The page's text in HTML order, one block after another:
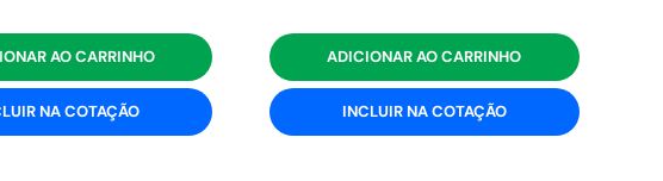
AO CARRINHO
NA COTAÇÃO
ADICIONAR AO CARRINHO
INCLUIR NA COTAÇÃO